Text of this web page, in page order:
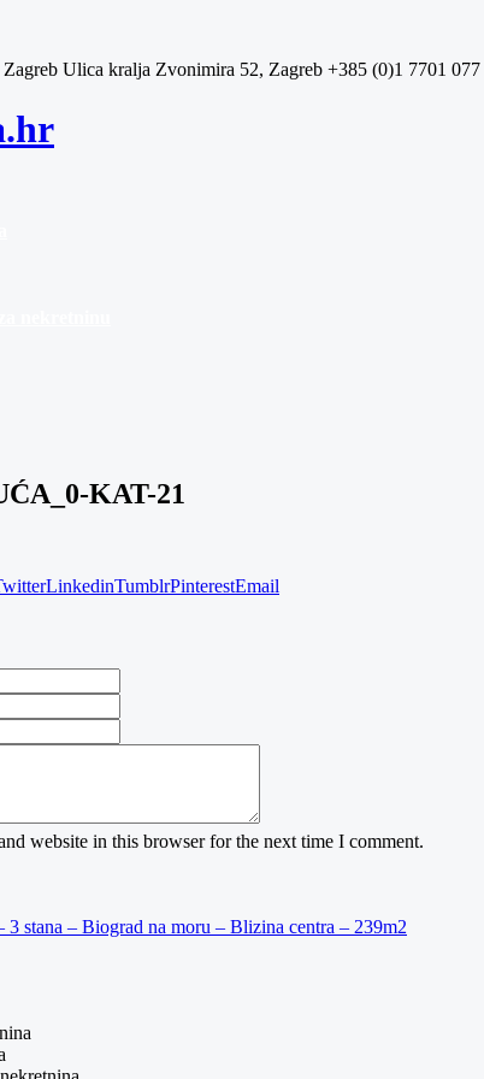
Ulica kralja Zvonimira 52, Zagreb +385 (0)1 7701 077
KAT-21
LinkedinTumblrPinterestEmail
website in this browser for the next time I comment.
3 stana – Biograd na moru – Blizina centra – 239m2